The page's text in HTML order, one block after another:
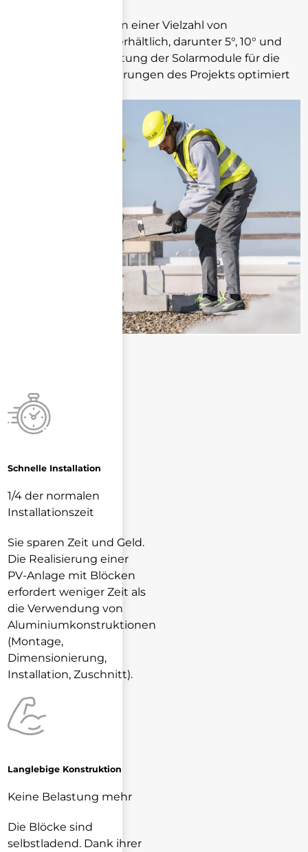
Das Flex-System ist in einer Vielzahl von
Neigungsvarianten erhältlich, darunter 5°, 10° und
15°, wodurch die Leistung der Solarmodule für die
spezifischen Anforderungen des Projekts optimiert
Schnelle Installation
1/4 der normalen
Installationszeit
Sie sparen Zeit und Geld.
Die Realisierung einer
PV-Anlage mit Blöcken
erfordert weniger Zeit als
die Verwendung von
Aluminiumkonstruktionen
(Montage,
Dimensionierung,
Installation, Zuschnitt).
Langlebige Konstruktion
Keine Belastung mehr
Die Blöcke sind
selbstladend. Dank ihrer